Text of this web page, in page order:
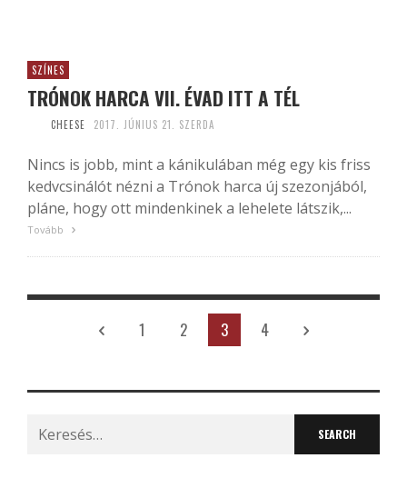
SZÍNES
TRÓNOK HARCA VII. ÉVAD ITT A TÉL
CHEESE 2017. JÚNIUS 21. SZERDA
Nincs is jobb, mint a kánikulában még egy kis friss
kedvcsinálót nézni a Trónok harca új szezonjából,
pláne, hogy ott mindenkinek a lehelete látszik,...
Tovább
1 2 3 4
Search
for: